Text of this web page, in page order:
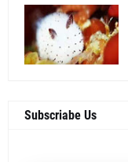
Subscriabe Us